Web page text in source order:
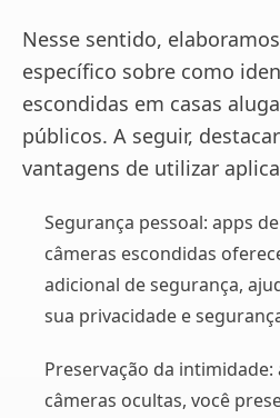
Nesse sentido,
específico sobre como
escondidas em casas
públicos. A seguir,
vantagens de utilizar
Segurança pessoal: apps
câmeras escondidas
adicional de segurança,
sua privacidade e
Preservação da
câmeras ocultas, você